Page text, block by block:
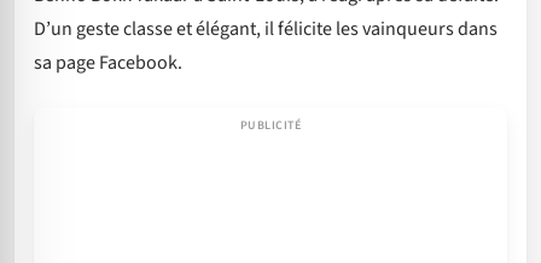
D’un geste classe et élégant, il félicite les vainqueurs dans
sa page Facebook.